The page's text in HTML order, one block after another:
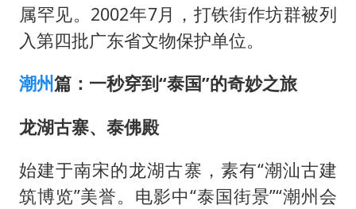
属罕见。2002年7月，打铁街作坊群被列
入第四批广东省文物保护单位。
潮州篇：一秒穿到“泰国”的奇妙之旅
龙湖古寨、泰佛殿
始建于南宋的龙湖古寨，素有“潮汕古建
筑博览”美誉。电影中“泰国街景”“潮州会